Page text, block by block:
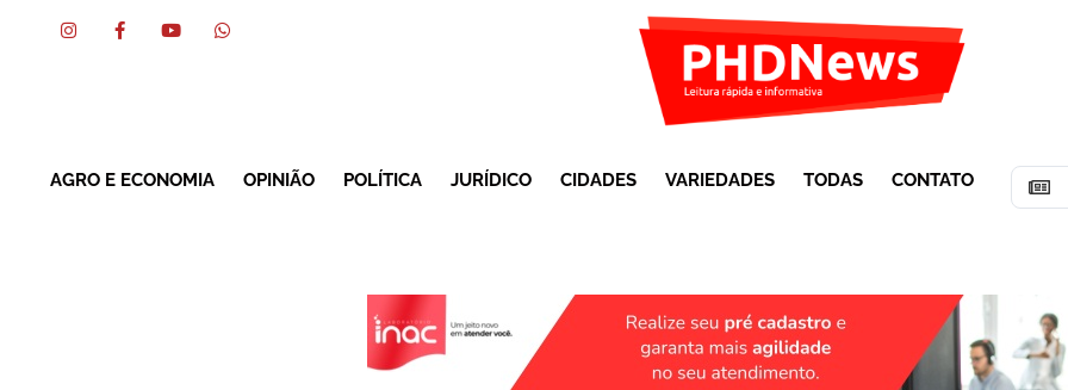
AGRO E ECONOMIA OPINIÃO POLÍTICA JURÍDICO CIDADES VARIEDADES TODAS CONTATO